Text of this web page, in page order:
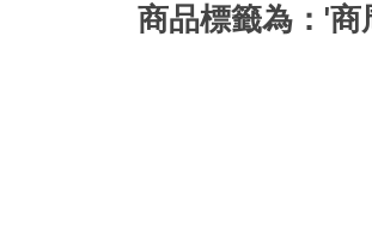
商品標籤為：'商